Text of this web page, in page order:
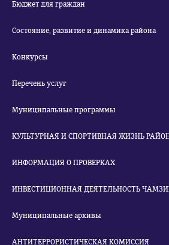
Бюджет для граждан
Состояние, развитие и динамика района
Конкурсы
Перечень услуг
Муниципальные программы
КУЛЬТУРНАЯ И СПОРТИВНАЯ ЖИЗНЬ
ИНФОРМАЦИЯ О ПРОВЕРКАХ
ИНВЕСТИЦИОННАЯ ДЕЯТЕЛЬНОСТЬ
Муниципальные архивы
АНТИТЕРРОРИСТИЧЕСКАЯ КОМИССИЯ